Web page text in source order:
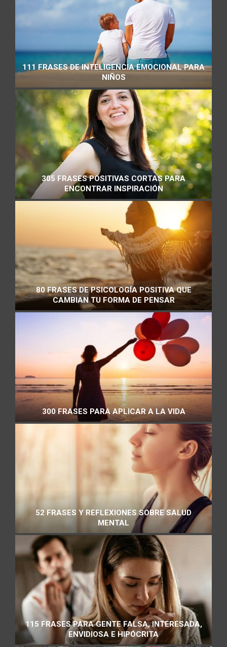
111 FRASES DE INTELIGENCIA EMOCIONAL PARA
NIÑOS
305 FRASES POSITIVAS CORTAS PARA
ENCONTRAR INSPIRACIÓN
80 FRASES DE PSICOLOGÍA POSITIVA QUE
CAMBIAN TU FORMA DE PENSAR
300 FRASES PARA APLICAR A LA VIDA
52 FRASES Y REFLEXIONES SOBRE SALUD
MENTAL
115 FRASES PARA GENTE FALSA, INTERESADA,
ENVIDIOSA E HIPÓCRITA